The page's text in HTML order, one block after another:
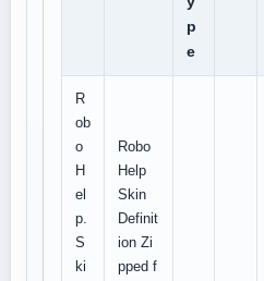
p
e
R
ob
o
H
el
p.
S
ki
Robo
Help
Skin
Definit
ion Zi
pped f